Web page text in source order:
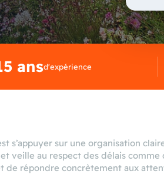
ansd'expérience
s’appuyer sur une organisation
veille au respect des délais
de répondre concrètement aux